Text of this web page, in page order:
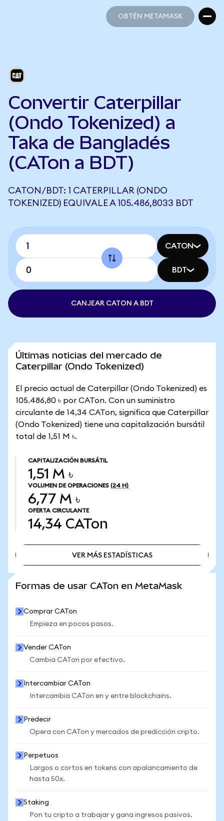
OBTÉN METAMASK
Convertir Caterpillar
(Ondo Tokenized) a
Taka de Bangladés
(CATon a BDT)
CATON/BDT: 1 CATERPILLAR (ONDO
TOKENIZED) EQUIVALE A 105.486,8033 BDT
CATON
BDT
CANJEAR CATON A BDT
Últimas noticias del mercado de
Caterpillar (Ondo Tokenized)
El precio actual de Caterpillar (Ondo Tokenized) es
105.486,80 ৳ por CATon. Con un suministro
circulante de 14,34 CATon, significa que Caterpillar
(Ondo Tokenized) tiene una capitalización bursátil
total de 1,51 M ৳.
CAPITALIZACIÓN BURSÁTIL
1,51 M ৳
VOLUMEN DE OPERACIONES (24 H)
6,77 M ৳
OFERTA CIRCULANTE
14,34 CATon
VER MÁS ESTADÍSTICAS
Formas de usar CATon en MetaMask
Comprar CATon
Empieza en pocos pasos.
Vender CATon
Cambia CATon por efectivo.
Intercambiar CATon
Intercambia CATon en y entre blockchains.
Predecir
Opera con CATon y mercados de predicción cripto.
Perpetuos
Largos o cortos en tokens con apalancamiento de
hasta 50x.
Staking
Pon tu cripto a trabajar y gana ingresos pasivos.